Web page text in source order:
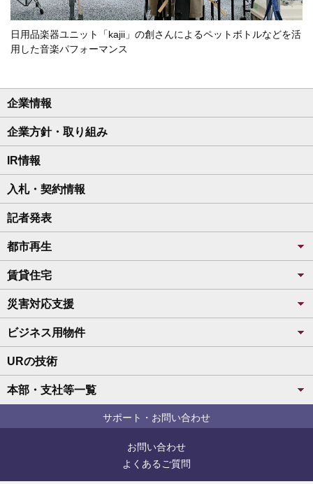
日用品楽器ユニット「kajii」の創さんによるペットボトルなどを活
用した音楽パフォーマンス
企業情報
企業方針・取り組み
IR情報
入札・契約情報
記者発表
都市再生
賃貸住宅
災害対応支援
ビジネス用物件
URの技術
本部・支社等一覧
サポート・お問い合わせ
お問い合わせ
よくあるご質問